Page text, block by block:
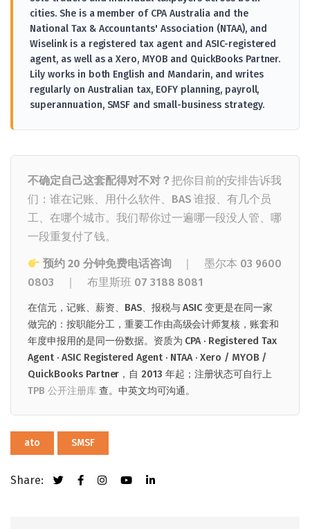
cities. She is a member of CPA Australia and the
National Tax & Accountants' Association (NTAA), and
Wiselink is a registered tax agent and ASIC-registered
agent, as well as a Xero, MYOB and QuickBooks Partner.
Lily works in both English and Mandarin, and writes
regularly on Australian tax, EOFY planning, payroll,
superannuation, SMSF and small-business strategy.
不确定自己这套配得对不对？把你目前的安排告诉我
们：谁在记账、用什么软件、BAS 谁报、有几个员
工、在哪个城市。我们帮你过一遍哪一段没人管、哪
一段重复付了钱。
预约 20 分钟免费电话咨询｜ 墨尔本 03 9600
0803 ｜ 布里斯班 07 3188 8081
在信元，记账、薪资、BAS、报税与 ASIC 变更是在同一家
做完的：按职能分工，重要工作由高级会计师复核，账套和
年度申报用的是同一份数据。资质为 CPA · Registered Tax
Agent · ASIC Registered Agent · NTAA · Xero / MYOB /
QuickBooks Partner，自 2013 年起；注册状态可自行上
TPB 公开注册库查。中英文均可沟通。
ato SMSF
Share: